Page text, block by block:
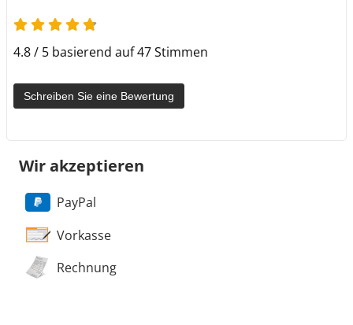
4.8 / 5 basierend auf 47 Stimmen
Schreiben Sie eine Bewertung
Wir akzeptieren
PayPal
Vorkasse
Rechnung